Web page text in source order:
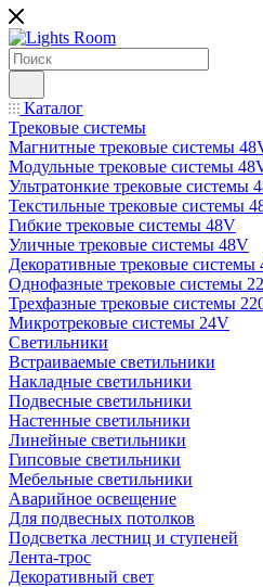
Каталог
Трековые системы
Магнитные трековые системы
Модульные трековые системы
Ультратонкие трековые системы
Текстильные трековые системы
Гибкие трековые системы 48V
Уличные трековые системы 48V
Декоративные трековые системы
Однофазные трековые системы
Трехфазные трековые системы
Микротрековые системы 24V
Светильники
Встраиваемые светильники
Накладные светильники
Подвесные светильники
Настенные светильники
Линейные светильники
Гипсовые светильники
Мебельные светильники
Аварийное освещение
Для подвесных потолков
Подсветка лестниц и ступеней
Лента-трос
Декоративный свет